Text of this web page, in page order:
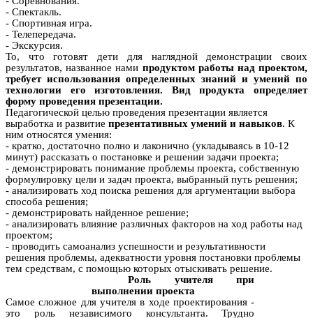
- Спектакль.
- Спортивная игра.
- Телепередача.
- Экскурсия.
То, что готовят дети для наглядной демонстрации своих
результатов, названное нами продуктом работы над проектом,
требует использования определенных знаний и умений по
технологии его изготовления. Вид продукта определяет
форму проведения презентации.
Педагогической целью проведения презентации является
выработка и развитие презентативных умений и навыков. К
ним относятся умения:
- кратко, достаточно полно и лаконично (укладываясь в 10-12
минут) рассказать о постановке и решении задачи проекта;
- демонстрировать понимание проблемы проекта, собственную
формулировку цели и задач проекта, выбранный путь решения;
- анализировать ход поиска решения для аргументации выбора
способа решения;
- демонстрировать найденное решение;
- анализировать влияние различных факторов на ход работы над
проектом;
- проводить самоанализ успешности и результативности
решения проблемы, адекватности уровня постановки проблемы
тем средствам, с помощью которых отыскивать решение.
Роль учителя при
выполнении проекта
Самое сложное для учителя в ходе проектирования -
это роль независимого консультанта. Трудно